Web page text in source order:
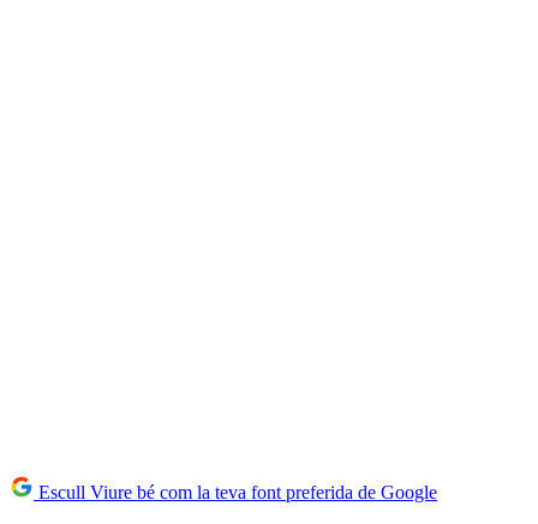
Escull Viure bé com la teva font preferida de Google